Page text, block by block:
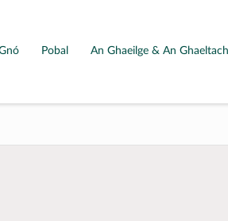
Pobal An Ghaeilge & An